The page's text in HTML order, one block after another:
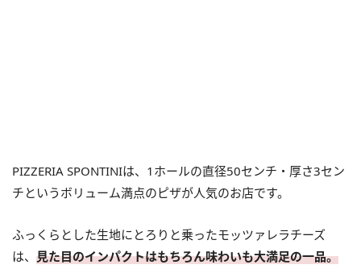
PIZZERIA SPONTINIは、1ホールの直径50センチ・厚さ3セン
チというボリューム満点のピザが人気のお店です。
ふっくらとした生地にとろりと乗ったモッツァレラチーズ
は、 見た目のインパクトはもちろん味わいも大満足の一品。